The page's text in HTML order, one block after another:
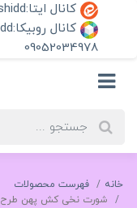
کانال ایتا:pakhsh_khorshidd@
کانال روبیکا:pakhsh-khorshidd@
09052034978
خانه
فهرست محصولات